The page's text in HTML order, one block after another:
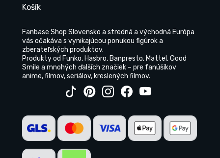
Košík
Fanbase Shop Slovensko a stredná a východná Európa
vás očakáva s vynikajúcou ponukou figúrok a
zberateľských produktov.
Produkty od Funko, Hasbro, Banpresto, Mattel, Good
Smile a mnohých ďalších značiek – pre fanúšikov
anime, filmov, seriálov, kreslených filmov.